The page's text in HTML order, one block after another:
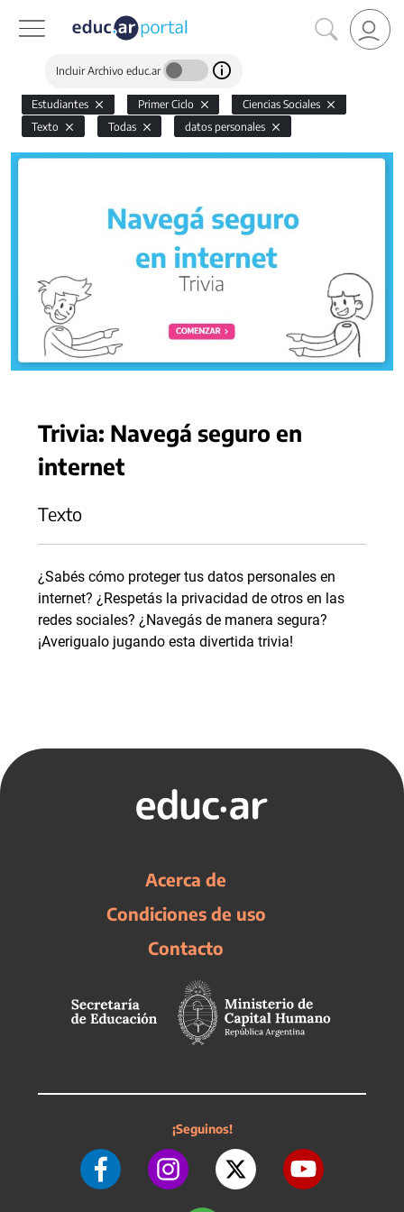
Incluir Archivo educ.ar
Estudiantes Primer Ciclo
Ciencias Sociales
Texto
Todas datos personales
Trivia: Navegá seguro en
internet
Texto
¿Sabés cómo proteger tus datos personales en
internet? ¿Respetás la privacidad de otros en las
redes sociales? ¿Navegás de manera segura?
¡Averigualo jugando esta divertida trivia!
Acerca de
Condiciones de uso
Contacto
¡Seguinos!